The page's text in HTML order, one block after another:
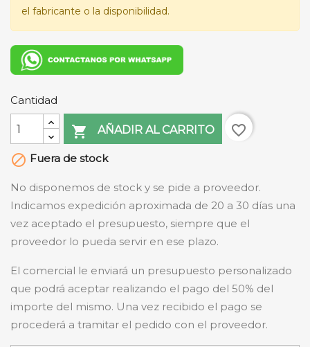
el fabricante o la disponibilidad.
Cantidad
 AÑADIR AL CARRITO
favorite_border
 Fuera de stock
No disponemos de stock y se pide a proveedor.
Indicamos expedición aproximada de 20 a 30 días una
vez aceptado el presupuesto, siempre que el
proveedor lo pueda servir en ese plazo.
El comercial le enviará un presupuesto personalizado
que podrá aceptar realizando el pago del 50% del
importe del mismo. Una vez recibido el pago se
procederá a tramitar el pedido con el proveedor.